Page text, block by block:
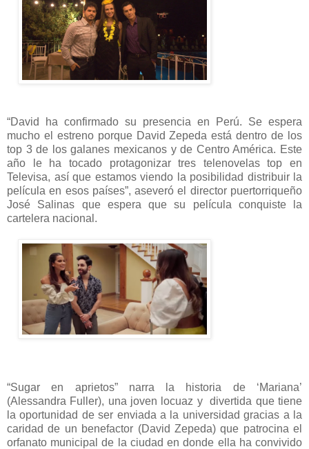
“David ha confirmado su presencia en Perú. Se espera
mucho el estreno porque David Zepeda está dentro de los
top 3 de los galanes mexicanos y de Centro América. Este
año le ha tocado protagonizar tres telenovelas top en
Televisa, así que estamos viendo la posibilidad distribuir la
película en esos países”, aseveró el director puertorriqueño
José Salinas que espera que su película conquiste la
cartelera nacional.
“Sugar en aprietos” narra la historia de ‘Mariana’
(Alessandra Fuller), una joven locuaz y divertida que tiene
la oportunidad de ser enviada a la universidad gracias a la
caridad de un benefactor (David Zepeda) que patrocina el
orfanato municipal de la ciudad en donde ella ha convivido